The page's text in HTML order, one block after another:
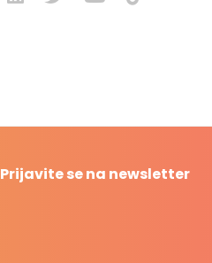
Prijavite se na newsletter